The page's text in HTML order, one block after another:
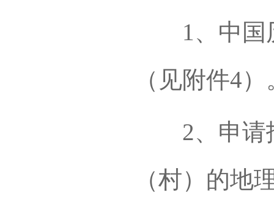
1、中国历
（见附件4）
2、申请
（村）的地